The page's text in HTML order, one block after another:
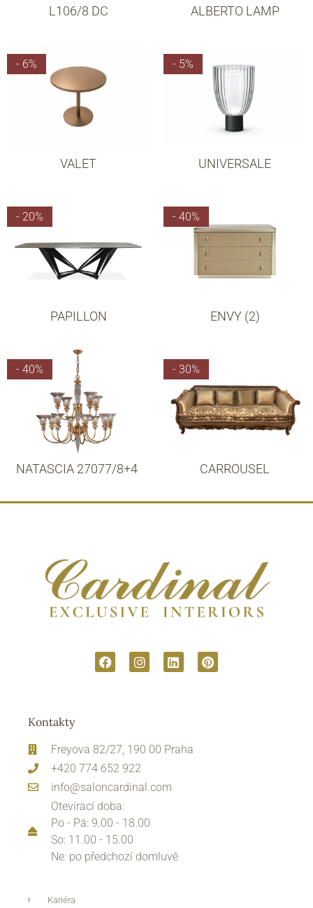
L106/8 DC ALBERTO LAMP
- 6%
VALET
- 5%
UNIVERSALE
- 20%
PAPILLON
- 40%
ENVY (2)
- 40%
NATASCIA 27077/8+4
- 30%
CARROUSEL
Kontakty
Freyova 82/27, 190 00 Praha
+420 774 652 922
info@saloncardinal.com
Otevírací doba:
Po - Pá: 9.00 - 18.00
So: 11.00 - 15.00
Ne: po předchozí domluvě
Kariéra